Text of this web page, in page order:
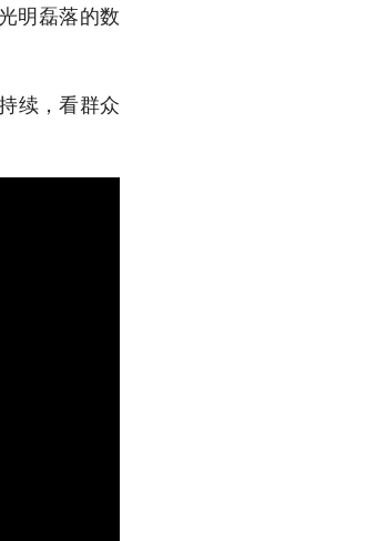
明磊落的数
续，看群众